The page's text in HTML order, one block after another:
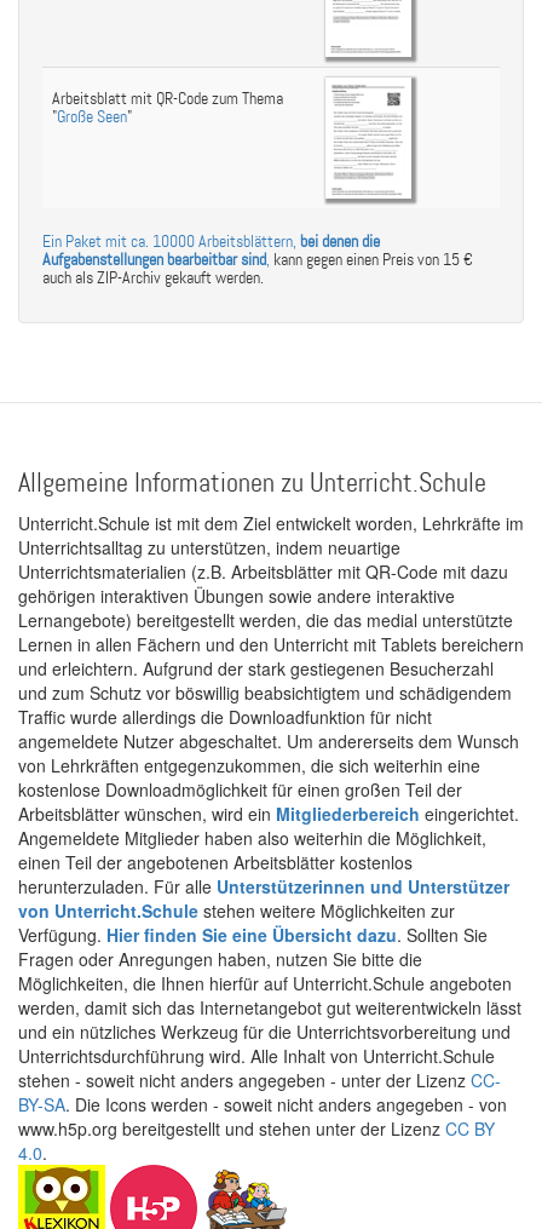
Arbeitsblatt mit QR-Code zum Thema
"Große Seen"
Ein Paket mit ca. 10000 Arbeitsblättern, bei denen die
Aufgabenstellungen bearbeitbar sind, kann gegen einen Preis von 15 €
auch als ZIP-Archiv gekauft werden.
Allgemeine Informationen zu Unterricht.Schule
Unterricht.Schule ist mit dem Ziel entwickelt worden, Lehrkräfte im
Unterrichtsalltag zu unterstützen, indem neuartige
Unterrichtsmaterialien (z.B. Arbeitsblätter mit QR-Code mit dazu
gehörigen interaktiven Übungen sowie andere interaktive
Lernangebote) bereitgestellt werden, die das medial unterstützte
Lernen in allen Fächern und den Unterricht mit Tablets bereichern
und erleichtern. Aufgrund der stark gestiegenen Besucherzahl
und zum Schutz vor böswillig beabsichtigtem und schädigendem
Traffic wurde allerdings die Downloadfunktion für nicht
angemeldete Nutzer abgeschaltet. Um andererseits dem Wunsch
von Lehrkräften entgegenzukommen, die sich weiterhin eine
kostenlose Downloadmöglichkeit für einen großen Teil der
Arbeitsblätter wünschen, wird ein Mitgliederbereich eingerichtet.
Angemeldete Mitglieder haben also weiterhin die Möglichkeit,
einen Teil der angebotenen Arbeitsblätter kostenlos
herunterzuladen. Für alle Unterstützerinnen und Unterstützer
von Unterricht.Schule stehen weitere Möglichkeiten zur
Verfügung. Hier finden Sie eine Übersicht dazu. Sollten Sie
Fragen oder Anregungen haben, nutzen Sie bitte die
Möglichkeiten, die Ihnen hierfür auf Unterricht.Schule angeboten
werden, damit sich das Internetangebot gut weiterentwickeln lässt
und ein nützliches Werkzeug für die Unterrichtsvorbereitung und
Unterrichtsdurchführung wird. Alle Inhalt von Unterricht.Schule
stehen - soweit nicht anders angegeben - unter der Lizenz CC-
BY-SA. Die Icons werden - soweit nicht anders angegeben - von
www.h5p.org bereitgestellt und stehen unter der Lizenz CC BY
4.0.